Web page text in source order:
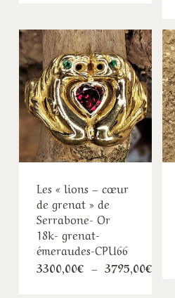
Les « lions – cœur
de grenat » de
Serrabone- Or
18k- grenat-
émeraudes-CPU66
3300,00€ – 3795,00€Plage
de